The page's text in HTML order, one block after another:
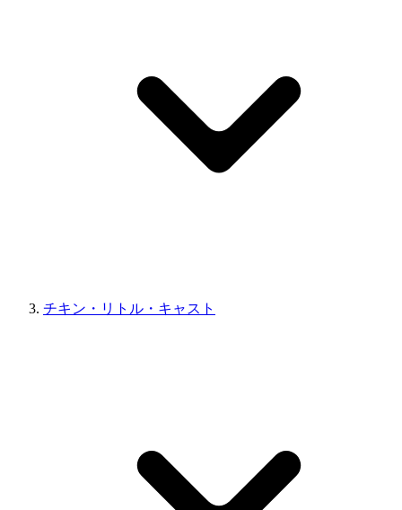
チキン・リトル・キャスト